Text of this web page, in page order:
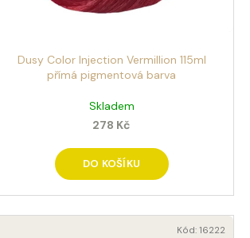
Dusy Color Injection Vermillion 115ml
přímá pigmentová barva
Skladem
278 Kč
DO KOŠÍKU
Kód:16222